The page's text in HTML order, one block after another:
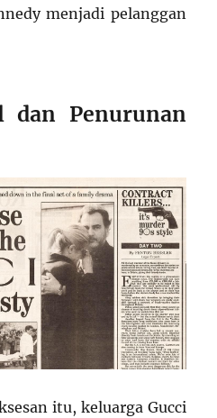
menjadi pelanggan
dan Penurunan
itu, keluarga Gucci